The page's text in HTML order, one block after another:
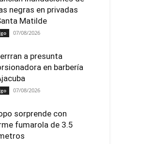
negras en privadas
Matilde
07/08/2026
a presunta
en barbería
07/08/2026
sorprende con
fumarola de 3.5